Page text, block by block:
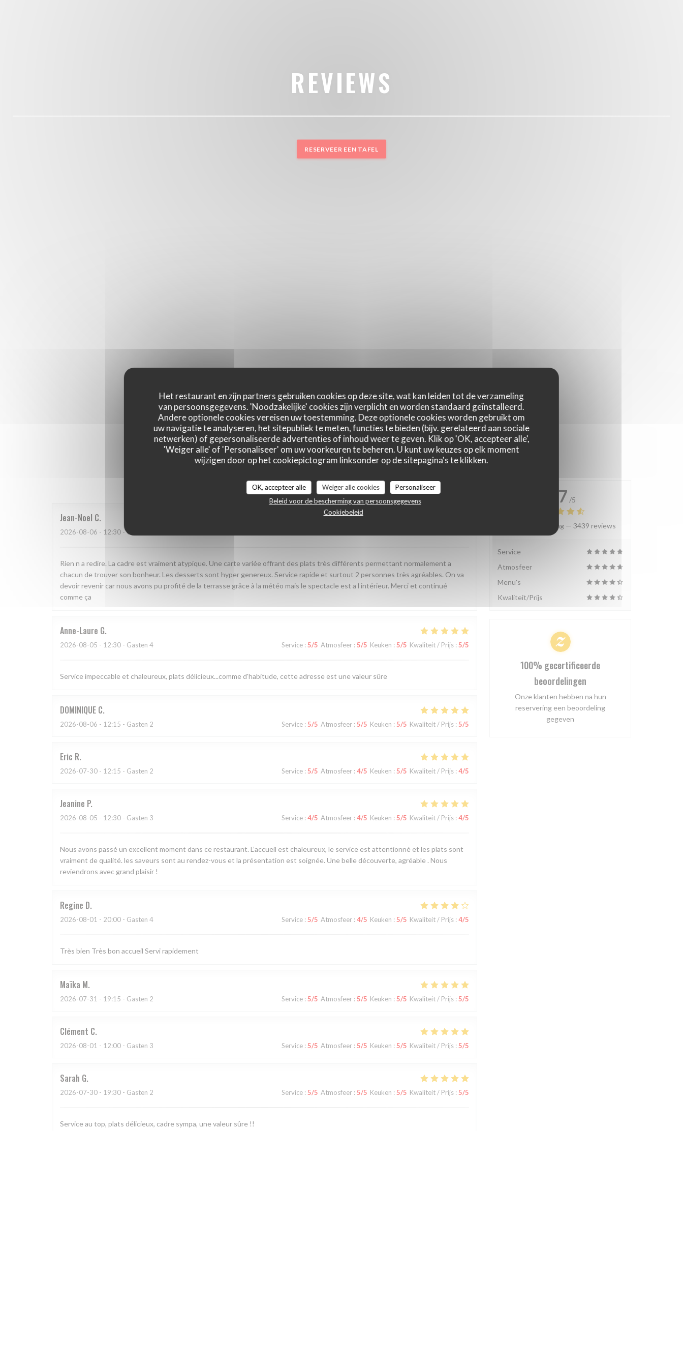
Het restaurant en zijn partners gebruiken cookies op deze site, wat kan leiden tot de verzameling
van persoonsgegevens. 'Noodzakelijke' cookies zijn verplicht en worden standaard geïnstalleerd.
Andere optionele cookies vereisen uw toestemming. Deze optionele cookies worden gebruikt om
uw navigatie te analyseren, het sitepubliek te meten, functies te bieden (bijv. gerelateerd aan sociale
netwerken) of gepersonaliseerde advertenties of inhoud weer te geven. Klik op 'OK, accepteer alle',
'Weiger alle' of 'Personaliseer' om uw voorkeuren te beheren. U kunt uw keuzes op elk moment
wijzigen door op het cookiepictogram linksonder op de sitepagina's te klikken.
OK, accepteer alle Weiger alle cookies
Personaliseer
Beleid voor de bescherming van persoonsgegevens
Cookiebeleid
REVIEWS
RESERVEER EEN TAFEL
Onze gastbeoordelingen
Jean-Noel C
2026-08-06 - 12:30 - Gasten 5
Rien n a redire. La cadre est vraiment atypique. Une carte variée offrant des plats très différents permettant normalement a
chacun de trouver son bonheur. Les desserts sont hyper genereux. Service rapide et surtout 2 personnes très agréables. On va
devoir revenir car nous avons pu profité de la terrasse grâce à la météo mais le spectacle est a l intérieur. Merci et continué
comme ça
Anne-Laure G
2026-08-05 - 12:30 - Gasten 4 Service : 5/5 Atmosfeer : 5/5 Keuken : 5/5 Kwaliteit / Prijs : 5/5
Service impeccable et chaleureux, plats délicieux...comme d'habitude, cette adresse est une valeur sûre
DOMINIQUE C
2026-08-06 - 12:15 - Gasten 2 Service : 5/5 Atmosfeer : 5/5 Keuken : 5/5 Kwaliteit / Prijs : 5/5
Eric R
2026-07-30 - 12:15 - Gasten 2 Service : 5/5 Atmosfeer : 4/5 Keuken : 5/5 Kwaliteit / Prijs : 4/5
Jeanine P
2026-08-05 - 12:30 - Gasten 3 Service : 4/5 Atmosfeer : 4/5 Keuken : 5/5 Kwaliteit / Prijs : 4/5
Nous avons passé un excellent moment dans ce restaurant. L’accueil est chaleureux, le service est attentionné et les plats sont
vraiment de qualité. les saveurs sont au rendez-vous et la présentation est soignée. Une belle découverte, agréable . Nous
reviendrons avec grand plaisir !
Regine D
2026-08-01 - 20:00 - Gasten 4 Service : 5/5 Atmosfeer : 4/5 Keuken : 5/5 Kwaliteit / Prijs : 4/5
Très bien Très bon accueil Servi rapidement
Maïka M
2026-07-31 - 19:15 - Gasten 2 Service : 5/5 Atmosfeer : 5/5 Keuken : 5/5 Kwaliteit / Prijs : 5/5
Clément C
2026-08-01 - 12:00 - Gasten 3 Service : 5/5 Atmosfeer : 5/5 Keuken : 5/5 Kwaliteit / Prijs : 5/5
Sarah G
2026-07-30 - 19:30 - Gasten 2 Service : 5/5 Atmosfeer : 5/5 Keuken : 5/5 Kwaliteit / Prijs : 5/5
Service au top, plats délicieux, cadre sympa, une valeur sûre !!
4.7 /5
Gemiddelde rating — 3439 reviews
Service
Atmosfeer
Menu's
Kwaliteit/Prijs
100% gecertificeerde
beoordelingen
Onze klanten hebben na hun
reservering een beoordeling
gegeven